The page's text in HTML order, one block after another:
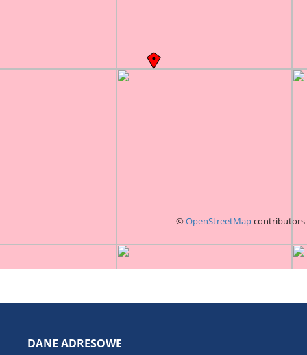
©OpenStreetMapcontributors
DANE ADRESOWE